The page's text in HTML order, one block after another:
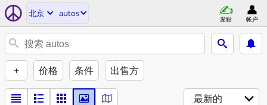
北京 autos
发贴 帐户
+ 价格 条件 出售方
最新的